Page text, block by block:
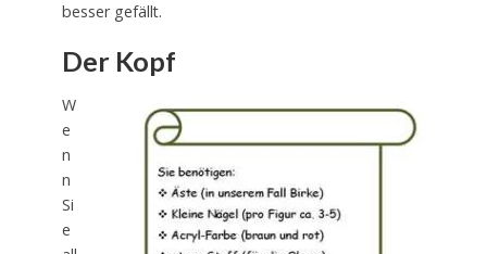
besser gefällt.
Der Kopf
W
e
n
n
Si
e